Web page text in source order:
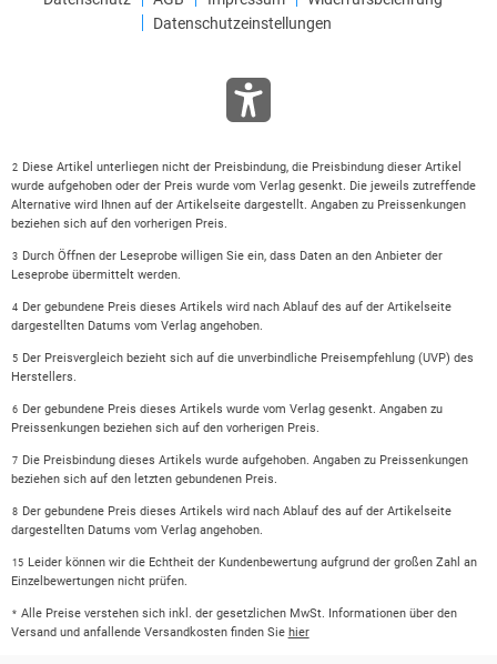
Datenschutzeinstellungen
2
Diese Artikel unterliegen nicht der Preisbindung, die Preisbindung dieser Artikel
wurde aufgehoben oder der Preis wurde vom Verlag gesenkt. Die jeweils zutreffende
Alternative wird Ihnen auf der Artikelseite dargestellt. Angaben zu Preissenkungen
beziehen sich auf den vorherigen Preis.
3
Durch Öffnen der Leseprobe willigen Sie ein, dass Daten an den Anbieter der
Leseprobe übermittelt werden.
4
Der gebundene Preis dieses Artikels wird nach Ablauf des auf der Artikelseite
dargestellten Datums vom Verlag angehoben.
5
Der Preisvergleich bezieht sich auf die unverbindliche Preisempfehlung (UVP) des
Herstellers.
6
Der gebundene Preis dieses Artikels wurde vom Verlag gesenkt. Angaben zu
Preissenkungen beziehen sich auf den vorherigen Preis.
7
Die Preisbindung dieses Artikels wurde aufgehoben. Angaben zu Preissenkungen
beziehen sich auf den letzten gebundenen Preis.
8
Der gebundene Preis dieses Artikels wird nach Ablauf des auf der Artikelseite
dargestellten Datums vom Verlag angehoben.
15
Leider können wir die Echtheit der Kundenbewertung aufgrund der großen Zahl an
Einzelbewertungen nicht prüfen.
* Alle Preise verstehen sich inkl. der gesetzlichen MwSt. Informationen über den
Versand und anfallende Versandkosten finden Sie hier